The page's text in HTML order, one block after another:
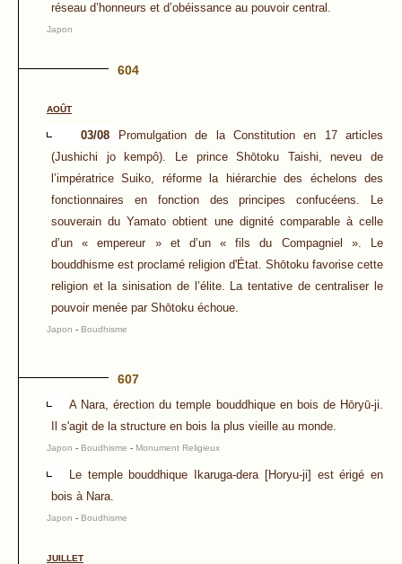
réseau d’honneurs et d’obéissance au pouvoir central.
Japon
604
AOÛT
03/08
Promulgation de la Constitution en 17 articles
(Jushichi jo kempô). Le prince Shōtoku Taishi, neveu de
l’impératrice Suiko, réforme la hiérarchie des échelons des
fonctionnaires en fonction des principes confucéens. Le
souverain du Yamato obtient une dignité comparable à celle
d’un « empereur » et d’un « fils du Compagniel ». Le
bouddhisme est proclamé religion d'État. Shōtoku favorise cette
religion et la sinisation de l’élite. La tentative de centraliser le
pouvoir menée par Shōtoku échoue.
Japon - Boudhisme
607
A Nara, érection du temple bouddhique en bois de Hōryū-ji.
Il s'agit de la structure en bois la plus vieille au monde.
Japon - Boudhisme - Monument Religieux
Le temple bouddhique Ikaruga-dera [Horyu-ji] est érigé en
bois à Nara.
Japon - Boudhisme
JUILLET